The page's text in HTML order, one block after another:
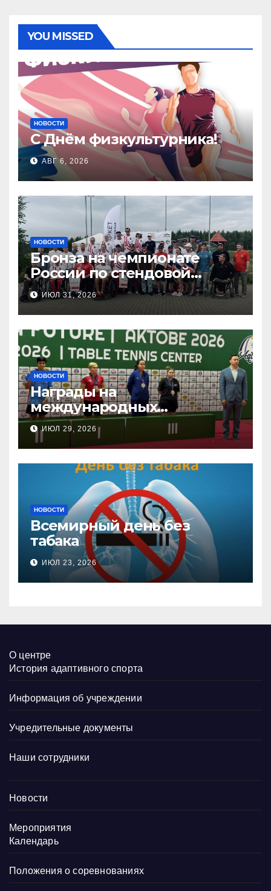
YOU MISSED
НОВОСТИ
С Днём физкультурника!
АВГ 6, 2026
НОВОСТИ
Бронза на чемпионате
России по стендовой
стрельбе
ИЮЛ 31, 2026
НОВОСТИ
Награды на
международных
соревнованиях
настольного тенниса ПОДА
ИЮЛ 29, 2026
НОВОСТИ
Всемирный день без
табака
ИЮЛ 23, 2026
О центре
История адаптивного спорта
Информация об учреждении
Учредительные документы
Наши сотрудники
Новости
Мероприятия
Календарь
Положения о соревнованиях